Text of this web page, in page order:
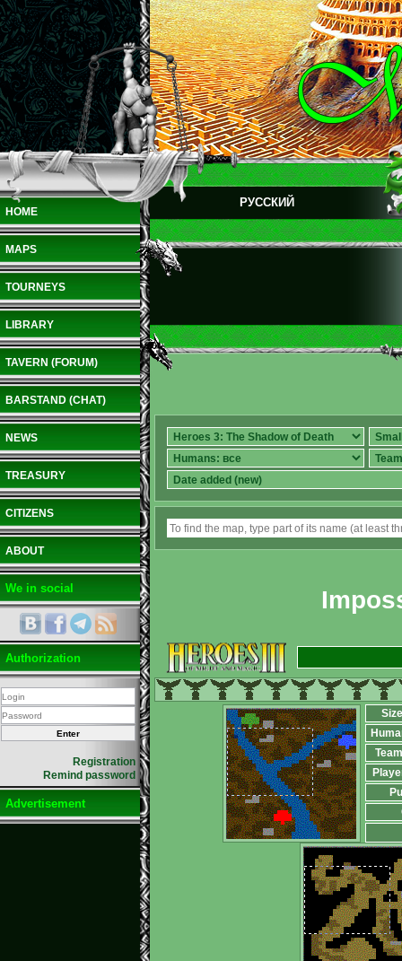
HOME
MAPS
TOURNEYS
LIBRARY
TAVERN (FORUM)
BARSTAND (CHAT)
NEWS
TREASURY
CITIZENS
ABOUT
We in social
Authorization
Registration
Remind password
Advertisement
РУССКИЙ
Size